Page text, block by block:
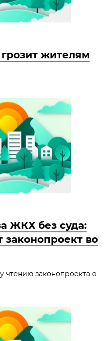
жителям
ЖКХ без суда:
законопроект во
чтению законопроекта о